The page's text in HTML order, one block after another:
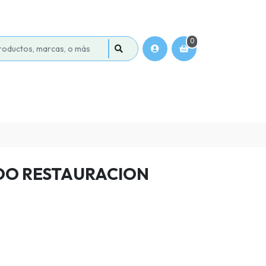
0
RESTAURACION